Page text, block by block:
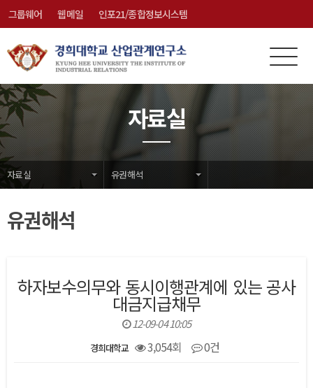
그룹웨어 웹메일 인포21/종합정보시스템
전
체
메
뉴
메
뉴
닫
기
자료실
자료실 유권해석
유권해석
하자보수의무와 동시이행관계에 있는 공사
대금지급채무
12-09-04 10:05
경희대학교 3,054회 0건